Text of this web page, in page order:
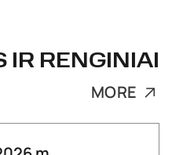
IR RENGINIAI
MORE